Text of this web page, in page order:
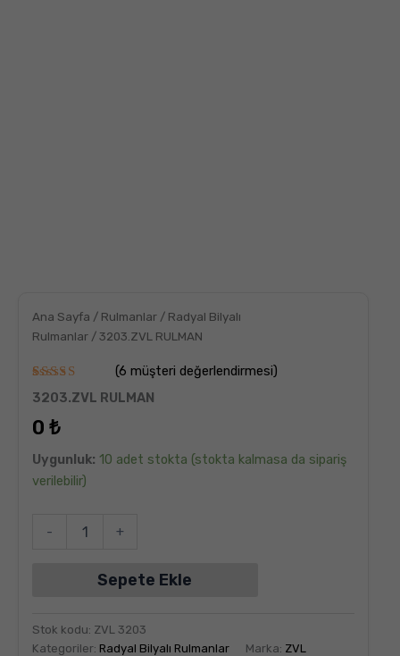
Ana Sayfa / Rulmanlar / Radyal Bilyalı
Rulmanlar / 3203.ZVL RULMAN
6
müşteri
puanına
5
5.00
puan
aldı
(6 müşteri değerlendirmesi)
3203.ZVL RULMAN
0 ₺
Uygunluk: 10 adet stokta (stokta kalmasa da sipariş
verilebilir)
- +
Sepete Ekle
Stok kodu: ZVL 3203
Kategoriler: Radyal Bilyalı Rulmanlar Marka: ZVL